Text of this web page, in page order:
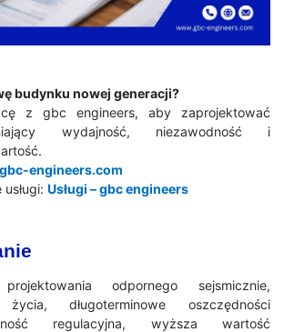
budynku nowej generacji?
z gbc engineers, aby zaprojektować
wydajność, niezawodność i
engineers.com
Usługi – gbc engineers
odpornego sejsmicznie,
życia, długoterminowe oszczędności
regulacyjna, wyższa wartość